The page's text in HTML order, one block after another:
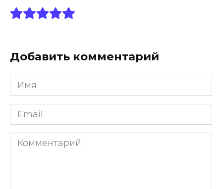
Добавить комментарий
Имя
*
Email
*
Комментарий